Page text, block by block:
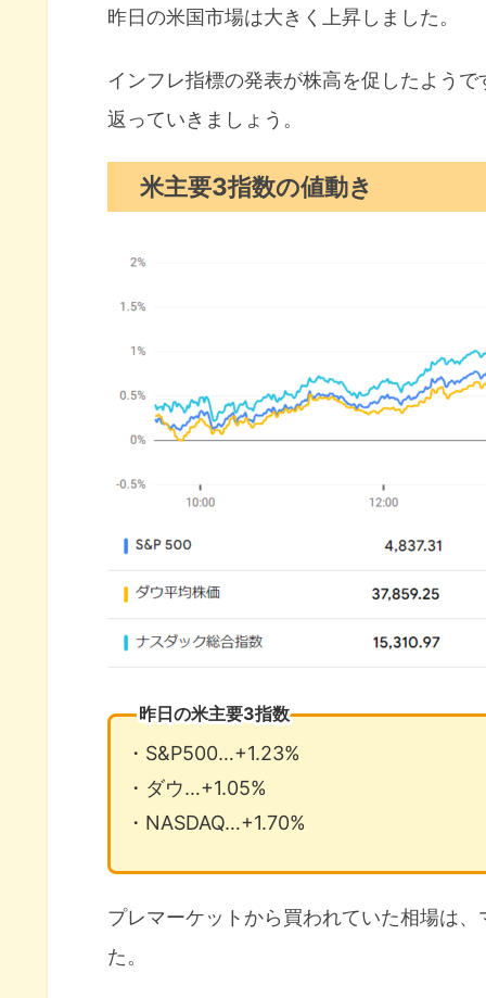
S&P500ヒートマップ
セクター別パフォーマンス
S&P500チャート分析
米国市場のトピックス
消費者マインドが大幅に改善さ
注目の決算発表について
1月の注目イベントについて
まとめ
昨日の米国市場は大きく上昇しました。
インフレ指標の発表が株高を促したよう
返っていきましょう。
米主要3指数の値動き
昨日の米主要3指数
・S&P500…+1.23%
・ダウ…+1.05%
・NASDAQ…+1.70%
プレマーケットから買われていた相場は
た。